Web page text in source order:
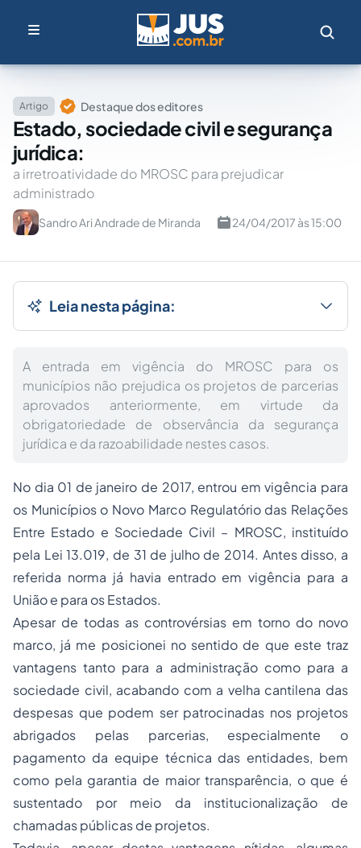
Artigo Destaque dos editores
Estado, sociedade civil e segurança
jurídica:
a irretroatividade do MROSC para prejudicar
administrado
Sandro Ari Andrade de Miranda 24/04/2017 às 15:00
Leia nesta página:
A entrada em vigência do MROSC para os
municípios não prejudica os projetos de parcerias
aprovados anteriormente, em virtude da
obrigatoriedade de observância da segurança
jurídica e da razoabilidade nestes casos.
No dia 01 de janeiro de 2017, entrou em vigência para
os Municípios o Novo Marco Regulatório das Relações
Entre Estado e Sociedade Civil – MROSC, instituído
pela Lei 13.019, de 31 de julho de 2014. Antes disso, a
referida norma já havia entrado em vigência para a
União e para os Estados.
Apesar de todas as controvérsias em torno do novo
marco, já me posicionei no sentido de que este traz
vantagens tanto para a administração como para a
sociedade civil, acabando com a velha cantilena das
despesas que podem ser patrocinadas nos projetos
abrigados pelas parcerias, especialmente o
pagamento da equipe técnica das entidades, bem
como pela garantia de maior transparência, o que é
sustentado por meio da institucionalização de
chamadas públicas de projetos.